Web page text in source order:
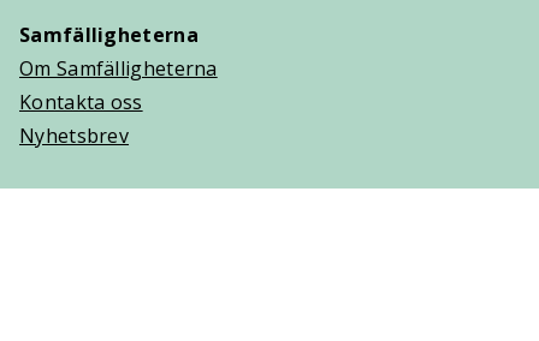
Samfälligheterna
Om Samfälligheterna
Kontakta oss
Nyhetsbrev